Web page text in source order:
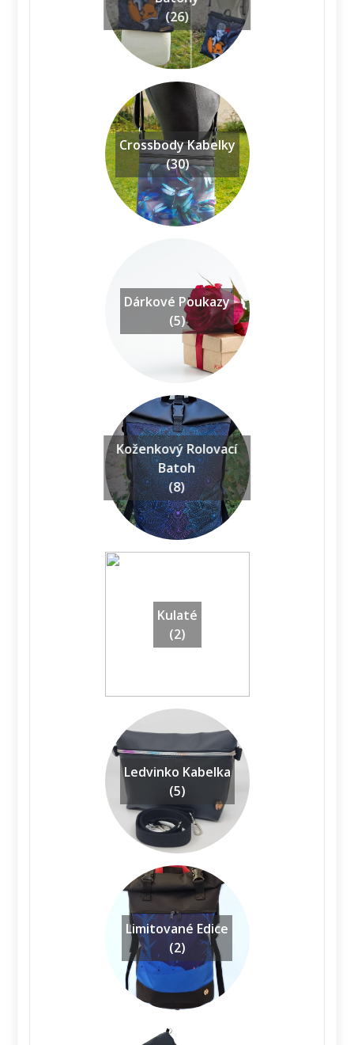
(26)
Crossbody Kabelky
(30)
Dárkové Poukazy
(5)
Koženkový Rolovací
Batoh
(8)
Kulaté
(2)
Ledvinko Kabelka
(5)
Limitované Edice
(2)